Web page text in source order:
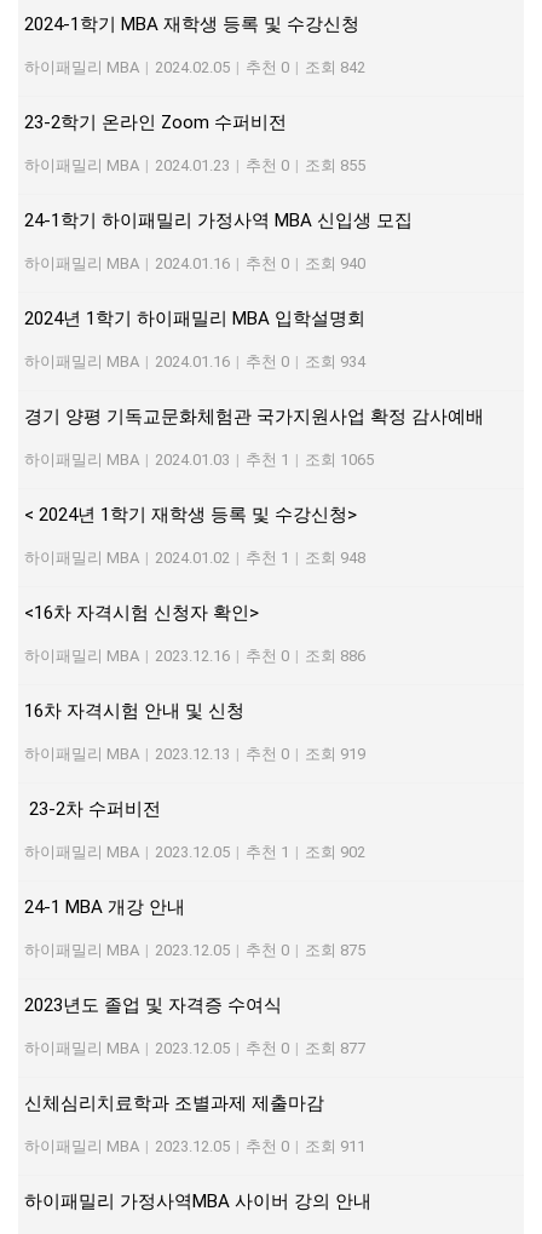
2024-1학기 MBA 재학생 등록 및 수강신청
하이패밀리 MBA | 2024.02.05 | 추천 0 | 조회 842
23-2학기 온라인 Zoom 수퍼비전
하이패밀리 MBA | 2024.01.23 | 추천 0 | 조회 855
24-1학기 하이패밀리 가정사역 MBA 신입생 모집
하이패밀리 MBA | 2024.01.16 | 추천 0 | 조회 940
2024년 1학기 하이패밀리 MBA 입학설명회
하이패밀리 MBA | 2024.01.16 | 추천 0 | 조회 934
경기 양평 기독교문화체험관 국가지원사업 확정 감사예배
하이패밀리 MBA | 2024.01.03 | 추천 1 | 조회 1065
< 2024년 1학기 재학생 등록 및 수강신청>
하이패밀리 MBA | 2024.01.02 | 추천 1 | 조회 948
<16차 자격시험 신청자 확인>
하이패밀리 MBA | 2023.12.16 | 추천 0 | 조회 886
16차 자격시험 안내 및 신청
하이패밀리 MBA | 2023.12.13 | 추천 0 | 조회 919
23-2차 수퍼비전
하이패밀리 MBA | 2023.12.05 | 추천 1 | 조회 902
24-1 MBA 개강 안내
하이패밀리 MBA | 2023.12.05 | 추천 0 | 조회 875
2023년도 졸업 및 자격증 수여식
하이패밀리 MBA | 2023.12.05 | 추천 0 | 조회 877
신체심리치료학과 조별과제 제출마감
하이패밀리 MBA | 2023.12.05 | 추천 0 | 조회 911
하이패밀리 가정사역MBA 사이버 강의 안내